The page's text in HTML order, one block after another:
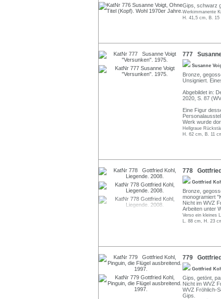
Gips, schwarz
Werkimmanente
H. 41,5 cm, B.
777
Susanne
Bronze,
Unsigniert.
Abgebildet in:
2020, S. 87
Eine Figur
Werk wurde
Hellgraue
H. 62 cm, B. 11
778
Gottfried
Bronze,
monogramiert
Nicht im WVZ
Arbeiten unter
Verso ein kleines
L. 88 cm, H. 23
779 Gottfried
Gottfried
Gips, getönt,
Nicht im WVZ
WVZ Fröhlich-
Gips.